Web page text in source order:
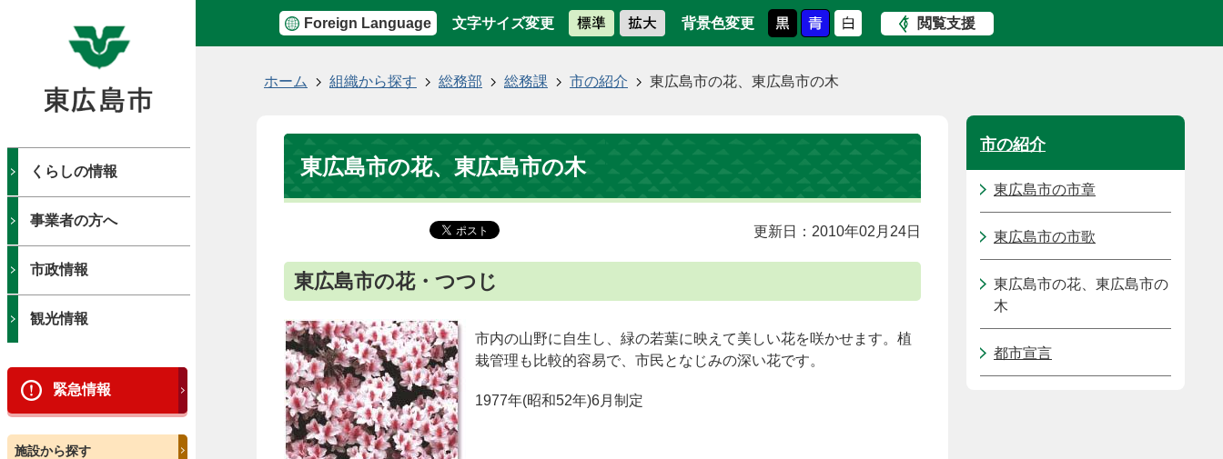
Foreign Language 文字サイズ変更 背景色変更 閲覧支援
くらしの情報
事業者の方へ
市政情報
観光情報
緊急情報
施設から探す
ホーム 組織から探す 総務部 総務課 市の紹介 東広島市の花、東広島市の木
東広島市の花、東広島市の木
更新日：2010年02月24日
東広島市の花・つつじ
市内の山野に自生し、緑の若葉に映えて美しい花を咲かせます。植
栽管理も比較的容易で、市民となじみの深い花です。
1977年(昭和52年)6月制定
市の紹介
東広島市の市章
東広島市の市歌
東広島市の花、東広島市の
木
都市宣言